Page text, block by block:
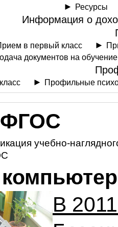
Ресурсы
Информация о
в первый класс
документов на
Профильные
ФГОС
учебно-
В